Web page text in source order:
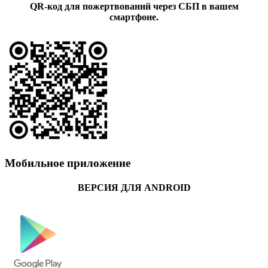
QR-код для пожертвований через СБП в вашем
смартфоне.
Мобильное приложение
ВЕРСИЯ ДЛЯ ANDROID